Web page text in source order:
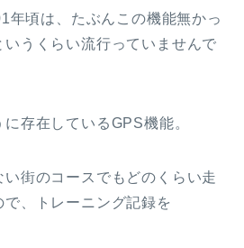
年頃は、たぶんこの機能無かっ
うくらい流行っていませんで
存在しているGPS機能。
街のコースでもどのくらい走
、トレーニング記録を